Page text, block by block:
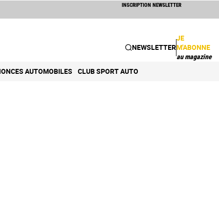
INSCRIPTION NEWSLETTER
NEWSLETTER
JE
M'ABONNE
au magazine
AUTOMOBILES CLUB SPORT AUTO